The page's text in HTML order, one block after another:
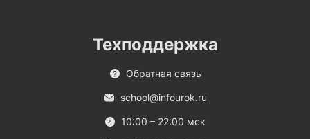
Техподдержка
Обратная связь
school@infourok.ru
10:00 – 22:00 мск